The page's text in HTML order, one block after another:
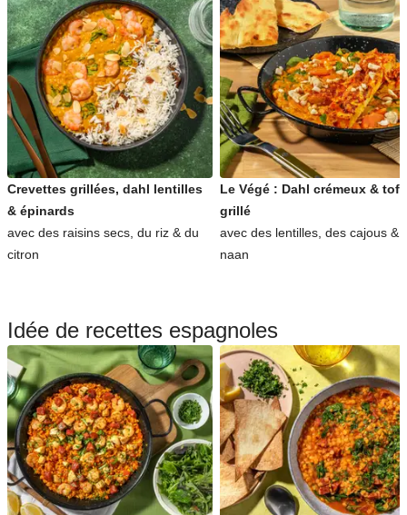
Crevettes grillées, dahl lentilles
& épinards
avec des raisins secs, du riz & du
citron
Le Végé : Dahl crémeux & tofu
grillé
avec des lentilles, des cajous &
naan
Idée de recettes espagnoles